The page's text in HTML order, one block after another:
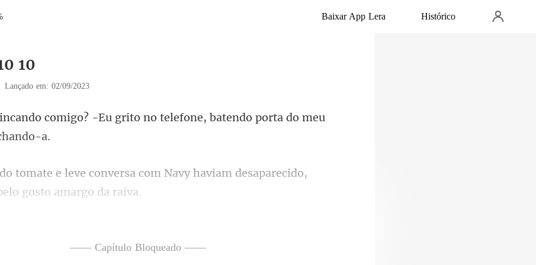
Baixar App Lera Histórico
10
Lançado em: 02/09/2023
grito no telefone, batendo port
sa com Navy haviam desaparecido,
—— Capítulo Bloqueado ——